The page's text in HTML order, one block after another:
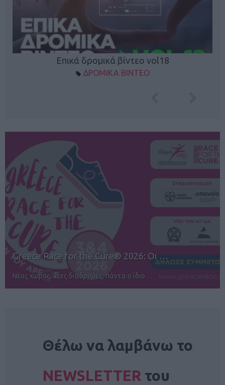
Επικά δρομικά βίντεο vol18
ΔΡΟΜΙΚΑ ΒΙΝΤΕΟ
12ος TUI Rhodes Marathon: Άνοιγμα ε…
Αγώνες για όλους στην Ρόδο
Θέλω να λαμβάνω το
NEWSLETTER του